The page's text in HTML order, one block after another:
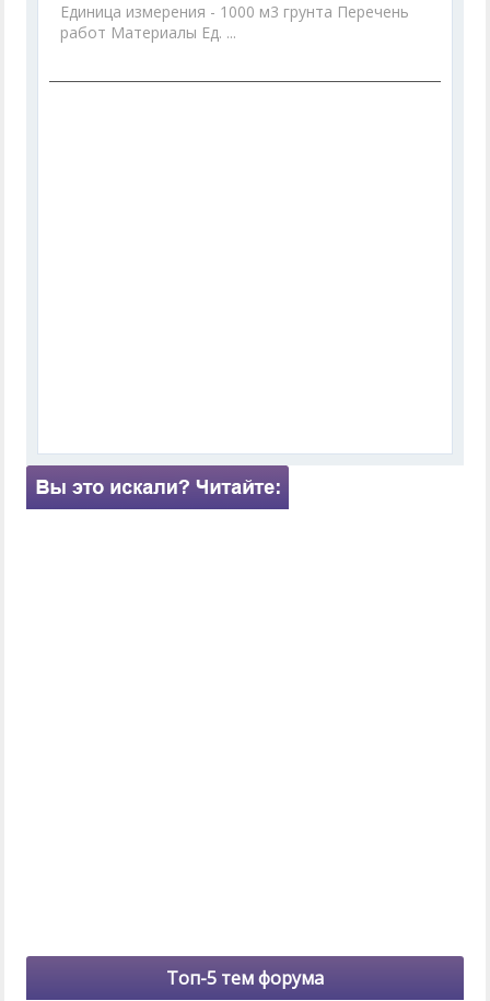
Единица измерения - 1000 м3 грунта Перечень
работ Материалы Ед. ...
Топ-5 тем форума